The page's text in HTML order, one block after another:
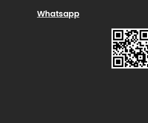
Whatsapp